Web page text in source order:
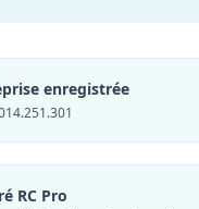
enregistrée
RC Pro